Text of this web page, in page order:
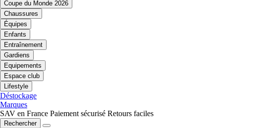
Coupe du Monde 2026
Chaussures
Équipes
Enfants
Entraînement
Gardiens
Equipements
Espace club
Lifestyle
Déstockage
Marques
SAV en France Paiement sécurisé Retours faciles
Rechercher